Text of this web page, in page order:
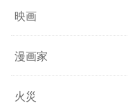
映画
漫画家
火災